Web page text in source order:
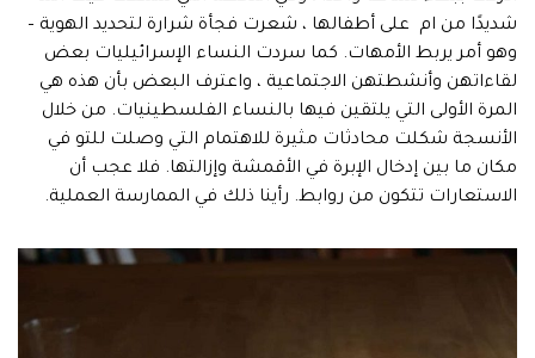
شديدًا من ام على أطفالها ، شعرت فجأة شرارة لتحديد الهوية –
وهو أمر يربط الأمهات. كما سردت النساء الإسرائيليات بعض
لقاءاتهن وأنشطتهن الاجتماعية ، واعترف البعض بأن هذه هي
المرة الأولى التي يلتقين فيها بالنساء الفلسطينيات. من خلال
الأنسجة شكلت محادثات مثيرة للاهتمام التي وصلت للتو في
مكان ما بين إدخال الإبرة في الأقمشة وإزالتها. فلا عجب أن
الاستعارات تتكون من روابط. رأينا ذلك في الممارسة العملية.